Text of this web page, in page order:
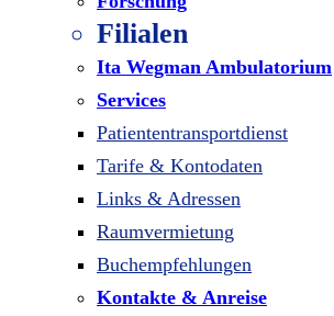
Filialen
Ita Wegman Ambulatorium
Services
Patiententransportdienst
Tarife & Kontodaten
Links & Adressen
Raumvermietung
Buchempfehlungen
Kontakte & Anreise